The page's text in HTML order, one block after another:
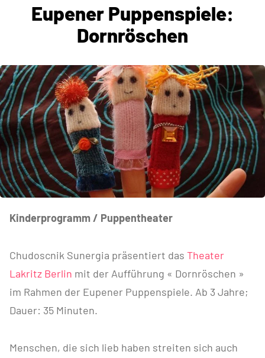
Eupener Puppenspiele:
Dornröschen
Kinderprogramm / Puppentheater
Chudoscnik Sunergia präsentiert das Theater
Lakritz Berlin mit der Aufführung « Dornröschen »
im Rahmen der Eupener Puppenspiele. Ab 3 Jahre;
Dauer: 35 Minuten.
Menschen, die sich lieb haben streiten sich auch